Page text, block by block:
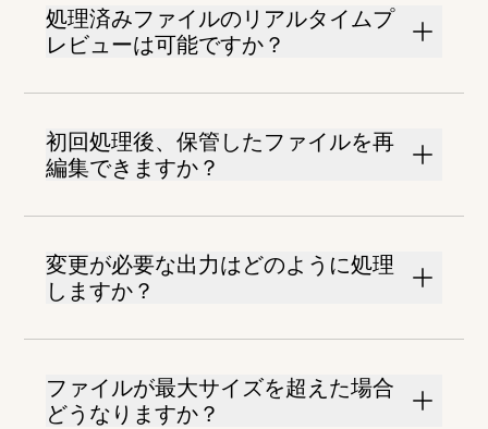
処理済みファイルのリアルタイムプ
レビューは可能ですか？
初回処理後、保管したファイルを再
編集できますか？
変更が必要な出力はどのように処理
しますか？
ファイルが最大サイズを超えた場合
どうなりますか？